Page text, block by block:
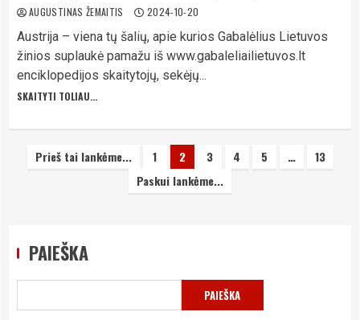
AUGUSTINAS ŽEMAITIS 2024-10-20
Austrija – viena tų šalių, apie kurios Gabalėlius Lietuvos
žinios suplaukė pamažu iš www.gabaleliailietuvos.lt
enciklopedijos skaitytojų, sekėjų...
SKAITYTI TOLIAU...
Įrašų
puslapiavimas
Prieš tai lankėme... 1 2 3 4 5 …
13
Paskui lankėme...
PAIEŠKA
PAIEŠKA